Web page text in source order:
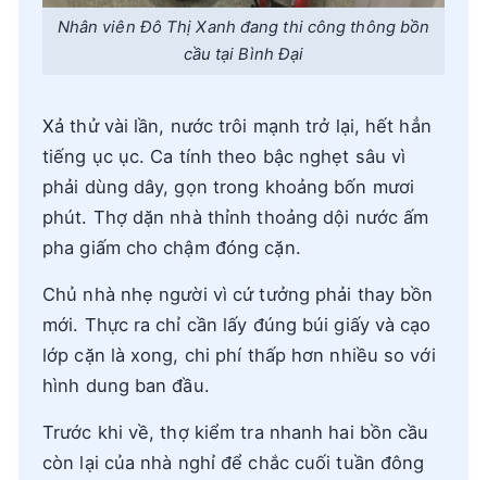
Nhân viên Đô Thị Xanh đang thi công thông bồn
cầu tại Bình Đại
Xả thử vài lần, nước trôi mạnh trở lại, hết hẳn
tiếng ục ục. Ca tính theo bậc nghẹt sâu vì
phải dùng dây, gọn trong khoảng bốn mươi
phút. Thợ dặn nhà thỉnh thoảng dội nước ấm
pha giấm cho chậm đóng cặn.
Chủ nhà nhẹ người vì cứ tưởng phải thay bồn
mới. Thực ra chỉ cần lấy đúng búi giấy và cạo
lớp cặn là xong, chi phí thấp hơn nhiều so với
hình dung ban đầu.
Trước khi về, thợ kiểm tra nhanh hai bồn cầu
còn lại của nhà nghỉ để chắc cuối tuần đông